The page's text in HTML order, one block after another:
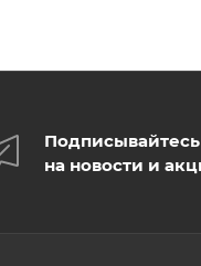
Подписывайтесь
на новости и